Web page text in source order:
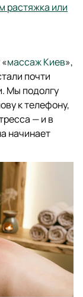
растяжка или
массаж Киев»,
почти
Мы подолгу
к телефону,
— и в
начинает